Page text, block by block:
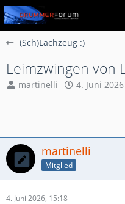
(Sch)Lachzeug :)
Leimzwingen von
martinelli
4. Juni 2026
martinelli
Mitglied
4. Juni 2026, 15:18